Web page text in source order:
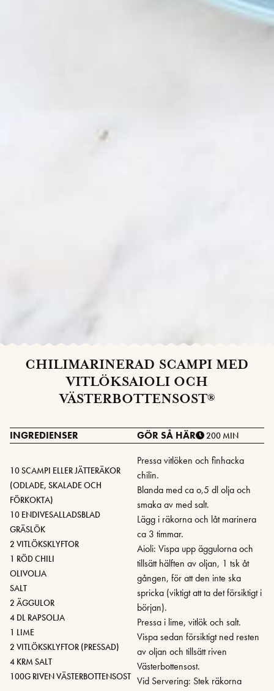
CHILIMARINERAD SCAMPI MED
VITLÖKSAIOLI OCH
VÄSTERBOTTENSOST®
INGREDIENSER
10 SCAMPI ELLER JÄTTERÄKOR
(ODLADE, SKALADE OCH
FÖRKOKTA)
10 ENDIVESALLADSBLAD
GRÄSLÖK
2 VITLÖKSKLYFTOR
1 RÖD CHILI
OLIVOLJA
SALT
2 ÄGGULOR
4 DL RAPSOLJA
1 LIME
2 VITLÖKSKLYFTOR (PRESSAD)
4 KRM SALT
100G RIVEN VÄSTERBOTTENSOST
GÖR SÅ HÄR 200 MIN
Pressa vitlöken och finhacka
chilin.
Blanda med ca o,5 dl olja och
smaka av med salt.
Lägg i räkorna och låt marinera
ca 3 timmar.
Aioli: Vispa upp äggulorna och
tillsätt hälften av oljan, 1 tsk åt
gången, för att den inte ska
spricka (viktigt att ta det försiktigt i
början).
Pressa i lime, vitlök och salt.
Vispa sedan försiktigt ned resten
av oljan och tillsätt riven
Västerbottensost.
Vid Servering: Stek räkorna